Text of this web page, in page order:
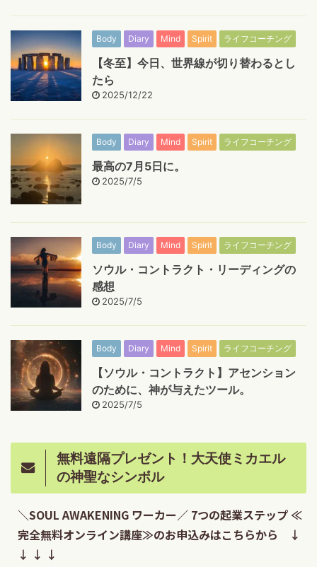
Body Diary Mind Spirit ライフコーチング
【冬至】今日、世界線が切り替わるとし
たら
2025/12/22
Body Diary Mind Spirit ライフコーチング
最高の7月5日に。
2025/7/5
Body Diary Mind Spirit ライフコーチング
ソウル・コントラクト・リーディングの
感想
2025/7/5
Body Diary Mind Spirit ライフコーチング
【ソウル・コントラクト】アセンション
のために、神が与えたツール。
2025/7/5
無料遠隔プレゼント！大天使ミカエル
の神聖なシンボル
＼SOUL AWAKENING ワーカー／ 7つの起業ステップ ≪
完全無料オンライン講座≫のお申込みはこちらから ↓
↓ ↓ ↓